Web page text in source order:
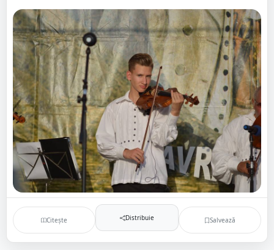
Citește Distribuie Salvează